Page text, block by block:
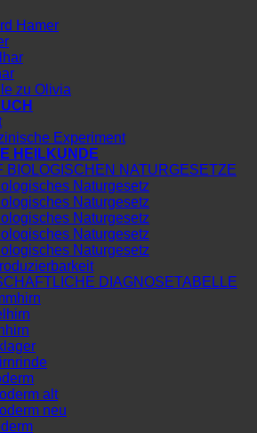
Hamer
zu Olivia
Experiment
HEILKUNDE
BIOLOGISCHEN NATURGESETZE
Naturgesetz
Naturgesetz
Naturgesetz
Naturgesetz
Naturgesetz
DIAGNOSETABELLE
alt
neu